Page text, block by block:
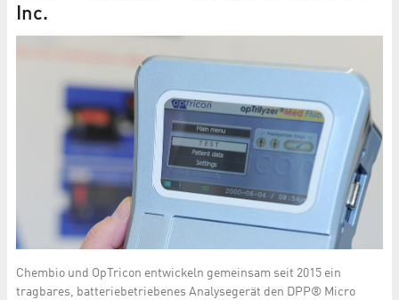
Inc.
Chembio und OpTricon entwickeln gemeinsam seit 2015 ein
tragbares, batteriebetriebenes Analysegerät den DPP® Micro